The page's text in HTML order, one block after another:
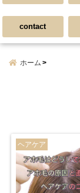
contact
ホーム
ヘアケア